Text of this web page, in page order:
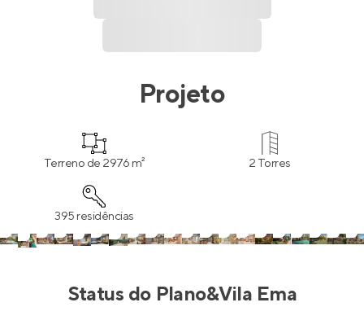
Projeto
Terreno de 2976 m² 2 Torres
395 residências
Status do Plano&Vila Ema